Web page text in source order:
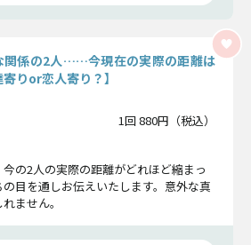
関係の2人……今現在の実際の距離は
寄りor恋人寄り？】
1回 880円（税込）
今の2人の実際の距離がどれほど縮まっ
目を通しお伝えいたします。意外な真
ません。